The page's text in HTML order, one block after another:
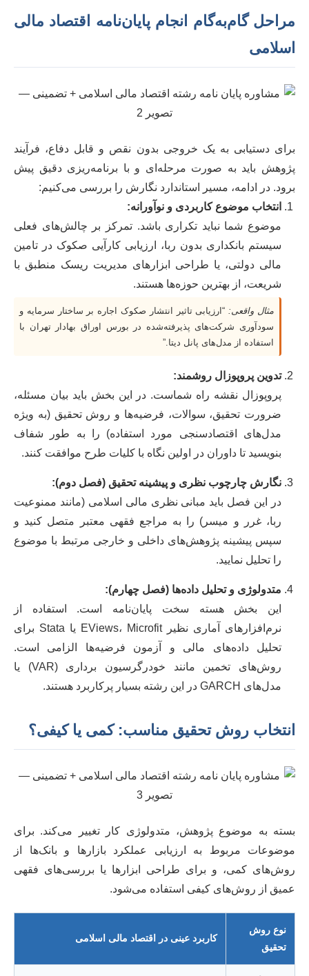
مراحل گام‌به‌گام انجام پایان‌نامه اقتصاد مالی
اسلامی
برای دستیابی به یک خروجی بدون نقص و قابل دفاع، فرآیند
پژوهش باید به صورت مرحله‌ای و با برنامه‌ریزی دقیق پیش
برود. در ادامه، مسیر استاندارد نگارش را بررسی می‌کنیم:
انتخاب موضوع کاربردی و نوآورانه:
موضوع شما نباید تکراری باشد. تمرکز بر چالش‌های فعلی
سیستم بانکداری بدون ربا، ارزیابی کارآیی صکوک در تامین
مالی دولتی، یا طراحی ابزارهای مدیریت ریسک منطبق با
شریعت، از بهترین حوزه‌ها هستند.
مثال واقعی:“ارزیابی تاثیر انتشار صکوک اجاره بر ساختار سرمایه و
سودآوری شرکت‌های پذیرفته‌شده در بورس اوراق بهادار تهران با
استفاده از مدل‌های پانل دیتا.”
تدوین پروپوزال روشمند:
پروپوزال نقشه راه شماست. در این بخش باید بیان مسئله،
ضرورت تحقیق، سوالات، فرضیه‌ها و روش تحقیق (به ویژه
مدل‌های اقتصادسنجی مورد استفاده) را به طور شفاف
بنویسید تا داوران در اولین نگاه با کلیات طرح موافقت کنند.
نگارش چارچوب نظری و پیشینه تحقیق (فصل دوم):
در این فصل باید مبانی نظری مالی اسلامی (مانند ممنوعیت
ربا، غرر و میسر) را به مراجع فقهی معتبر متصل کنید و
سپس پیشینه پژوهش‌های داخلی و خارجی مرتبط با موضوع
را تحلیل نمایید.
متدولوژی و تحلیل داده‌ها (فصل چهارم):
این بخش هسته سخت پایان‌نامه است. استفاده از
نرم‌افزارهای آماری نظیر EViews، Microfit یا Stata برای
تحلیل داده‌های مالی و آزمون فرضیه‌ها الزامی است.
روش‌های تخمین مانند خودرگرسیون برداری (VAR) یا
مدل‌های GARCH در این رشته بسیار پرکاربرد هستند.
انتخاب روش تحقیق مناسب: کمی یا کیفی؟
بسته به موضوع پژوهش، متدولوژی کار تغییر می‌کند. برای
موضوعات مربوط به ارزیابی عملکرد بازارها و بانک‌ها از
روش‌های کمی، و برای طراحی ابزارها یا بررسی‌های فقهی
عمیق از روش‌های کیفی استفاده می‌شود.
نوع روش
تحقیق
کاربرد عینی در اقتصاد مالی اسلامی